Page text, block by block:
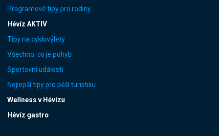
Programové tipy pro rodiny
Hévíz AKTIV
Tipy na cyklovýlety
Všechno, co je pohyb
Sportovní události
Nejlepší tipy pro pěší turistiku
Wellness v Hévízu
Hévíz gastro